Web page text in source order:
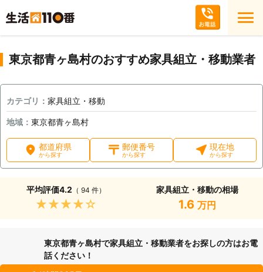
東京都青ヶ島村のおすすめ家具組立・移動業者
カテゴリ： 家具組立・移動
地域： 東京都青ヶ島村
都道府県
から探す
郵便番号
から探す
現在地
から探す
平均評価4.2 （ 94 件）
★★★★★
家具組立・移動の相場
1.6 万円
東京都青ヶ島村で家具組立・移動業者をお探しの方はお電
話ください！